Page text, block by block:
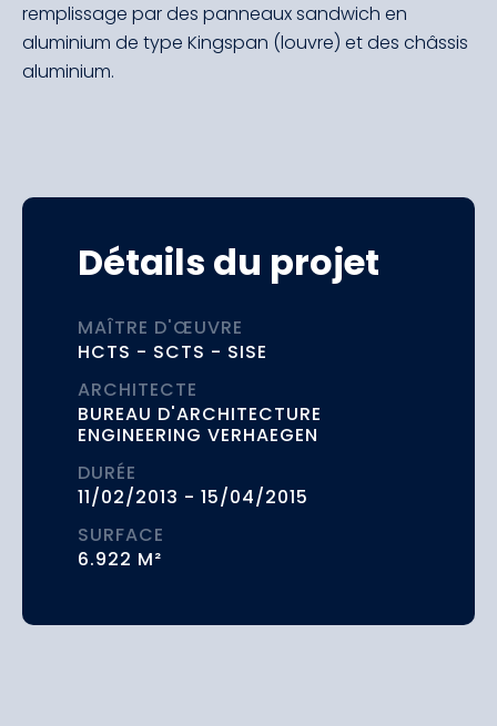
remplissage par des panneaux sandwich en
aluminium de type Kingspan (louvre) et des châssis
aluminium.
Détails du projet
MAÎTRE D'ŒUVRE
HCTS - SCTS - SISE
ARCHITECTE
BUREAU D'ARCHITECTURE
ENGINEERING VERHAEGEN
DURÉE
11/02/2013 - 15/04/2015
SURFACE
6.922 M²